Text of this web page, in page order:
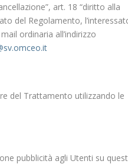
art. 18 “diritto alla
del Regolamento,
ordinaria all’indirizzo
del Trattamento utilizzando le
pubblicità agli Utenti su